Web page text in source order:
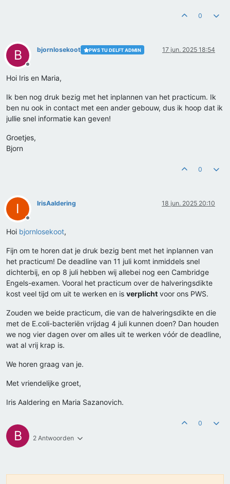
0
B
Offline
bjornlosekoot PWS TU DELFT ADMIN 17 jun. 2025 18:54
Hoi Iris en Maria,
Ik ben nog druk bezig met het inplannen van het practicum. Ik
ben nu ook in contact met een ander gebouw, dus ik hoop dat ik
jullie snel informatie kan geven!
Groetjes,
Bjorn
0
I
Offline
IrisAaldering 18 jun. 2025 20:10
Hoi bjornlosekoot,
Fijn om te horen dat je druk bezig bent met het inplannen van
het practicum! De deadline van 11 juli komt inmiddels snel
dichterbij, en op 8 juli hebben wij allebei nog een Cambridge
Engels-examen. Vooral het practicum over de halveringsdikte
kost veel tijd om uit te werken en is verplicht voor ons PWS.
Zouden we beide practicum, die van de halveringsdikte en die
met de E.coli-bacteriën vrijdag 4 juli kunnen doen? Dan houden
we nog vier dagen over om alles uit te werken vóór de deadline,
wat al vrij krap is.
We horen graag van je.
Met vriendelijke groet,
Iris Aaldering en Maria Sazanovich.
B 2 Antwoorden
0